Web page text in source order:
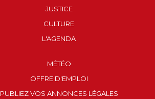
JUSTICE
CULTURE
L'AGENDA
MÉTÉO
OFFRE D'EMPLOI
PUBLIEZ VOS ANNONCES LÉGALES